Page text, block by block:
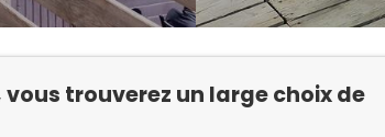
trouverez un large choix de